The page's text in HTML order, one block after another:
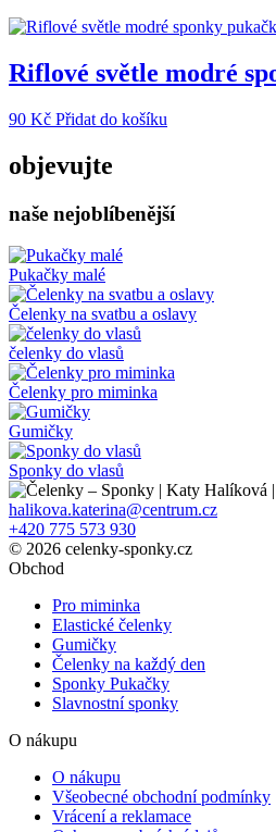
Riflové světle modré
90 Kč Přidat do košíku
objevujte
naše nejoblíbenější
Pukačky malé
Čelenky na svatbu a oslavy
čelenky do vlasů
Čelenky pro miminka
Gumičky
Sponky do vlasů
halikova.katerina@centrum.cz
+420 775 573 930
© 2026 celenky-sponky.cz
Obchod
Pro miminka
Elastické čelenky
Gumičky
Čelenky na každý den
Sponky Pukačky
Slavnostní sponky
O nákupu
O nákupu
Všeobecné obchodní podmínky
Vrácení a reklamace